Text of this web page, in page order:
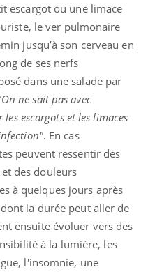
escargot ou une limace
le ver pulmonaire
jusqu’à son cerveau en
de ses nerfs
dans une salade par
ne sait pas avec
escargots et les limaces
. En cas
peuvent ressentir des
des douleurs
à quelques jours après
la durée peut aller de
ensuite évoluer vers des
à la lumière, les
l'insomnie, une